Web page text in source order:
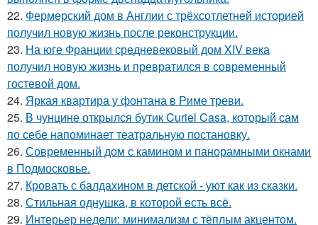
22. Фермерский дом в Англии с трёхсотлетней историей
получил новую жизнь после реконструкции.
23. На юге Франции средневековый дом XIV века
получил новую жизнь и превратился в современный
гостевой дом.
24. Яркая квартира у фонтана в Риме треви.
25. В чунцине открылся бутик Curiel Casa, который сам
по себе напоминает театральную постановку.
26. Современный дом с камином и панорамными окнами
в Подмосковье.
27. Кровать с балдахином в детской - уют как из сказки.
28. Стильная однушка, в которой есть всё.
29. Интерьер недели: минимализм с тёплым акцентом.